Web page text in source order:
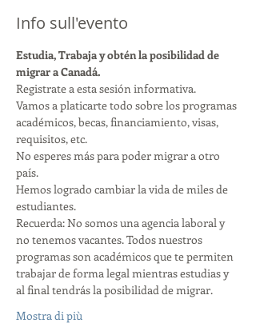
Info sull'evento
Estudia, Trabaja y obtén la posibilidad de
migrar a Canadá.
Registrate a esta sesión informativa.
Vamos a platicarte todo sobre los programas
académicos, becas, financiamiento, visas,
requisitos, etc.
No esperes más para poder migrar a otro
país.
Hemos logrado cambiar la vida de miles de
estudiantes.
Recuerda: No somos una agencia laboral y
no tenemos vacantes. Todos nuestros
programas son académicos que te permiten
trabajar de forma legal mientras estudias y
al final tendrás la posibilidad de migrar.
Mostra di più